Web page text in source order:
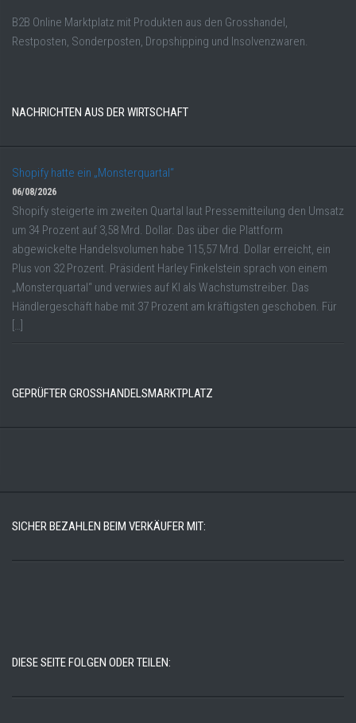
B2B Online Marktplatz mit Produkten aus den Grosshandel,
Restposten, Sonderposten, Dropshipping und Insolvenzwaren.
NACHRICHTEN AUS DER WIRTSCHAFT
Shopify hatte ein „Monsterquartal“
06/08/2026
Shopify steigerte im zweiten Quartal laut Pressemitteilung den Umsatz
um 34 Prozent auf 3,58 Mrd. Dollar. Das über die Plattform
abgewickelte Handelsvolumen habe 115,57 Mrd. Dollar erreicht, ein
Plus von 32 Prozent. Präsident Harley Finkelstein sprach von einem
„Monsterquartal“ und verwies auf KI als Wachstumstreiber. Das
Händlergeschäft habe mit 37 Prozent am kräftigsten geschoben. Für
[…]
GEPRÜFTER GROSSHANDELSMARKTPLATZ
SICHER BEZAHLEN BEIM VERKÄUFER MIT:
DIESE SEITE FOLGEN ODER TEILEN: